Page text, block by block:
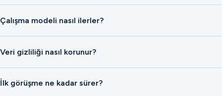
Çalışma modeli nasıl ilerler?
Veri gizliliği nasıl korunur?
İlk görüşme ne kadar sürer?